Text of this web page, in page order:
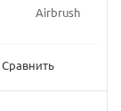
Airbrush
Сравнить